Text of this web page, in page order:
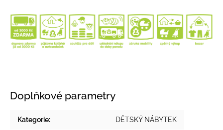
Doplňkové parametry
Kategorie: DĚTSKÝ NÁBYTEK